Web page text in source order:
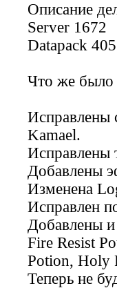
Описание
Server 1672
Datapack
Что же было
Исправлены
Kamael.
Исправлены
Добавлены
Изменена
Исправлен
Добавлены
Fire Resist
Potion, Holy
Теперь не